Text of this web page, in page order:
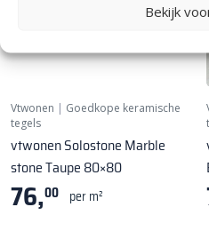
Bekijk
Vtwonen | Goedkope keramische
tegels
vtwonen Solostone Marble
stone Taupe 80×80
76,00 per m²